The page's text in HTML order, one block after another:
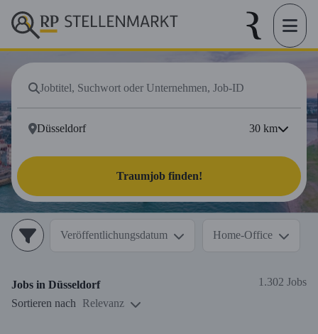
30 km
Traumjob finden!
Veröffentlichungsdatum Home-Office
Jobs in Düsseldorf
1.302 Jobs
Sortieren nach
Relevanz